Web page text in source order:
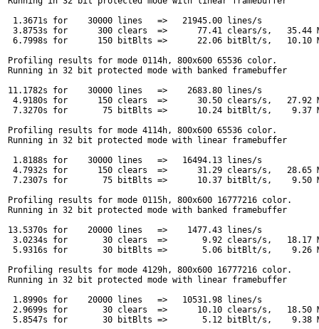
1.3671s for    30000 lines   =>   21945.00 lines/s
3.8753s for      300 clears  =>      77.41 clears/s,   35.44
6.7998s for      150 bitBlts =>      22.06 bitBlt/s,   10.10
Profiling results for mode 0114h, 800x600 65536 color.
Running in 32 bit protected mode with banked framebuffer
11.1782s for    30000 lines   =>    2683.80 lines/s
4.9180s for      150 clears  =>      30.50 clears/s,   27.92
7.3270s for       75 bitBlts =>      10.24 bitBlt/s,    9.37
Profiling results for mode 4114h, 800x600 65536 color.
Running in 32 bit protected mode with linear framebuffer
1.8188s for    30000 lines   =>   16494.13 lines/s
4.7932s for      150 clears  =>      31.29 clears/s,   28.65
7.2307s for       75 bitBlts =>      10.37 bitBlt/s,    9.50
Profiling results for mode 0115h, 800x600 16777216 color.
Running in 32 bit protected mode with banked framebuffer
13.5370s for    20000 lines   =>    1477.43 lines/s
3.0234s for       30 clears  =>       9.92 clears/s,   18.17
5.9316s for       30 bitBlts =>       5.06 bitBlt/s,    9.26
Profiling results for mode 4129h, 800x600 16777216 color.
Running in 32 bit protected mode with linear framebuffer
1.8990s for    20000 lines   =>   10531.98 lines/s
2.9699s for       30 clears  =>      10.10 clears/s,   18.50
5.8547s for       30 bitBlts =>       5.12 bitBlt/s,    9.38